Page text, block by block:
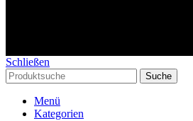
Schließen
Suche
Menü
Kategorien